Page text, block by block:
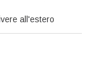
all'estero